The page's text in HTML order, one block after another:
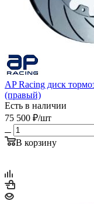
AP Racing диск
(правый)
Есть в наличии
75 500 ₽/шт
В корзину